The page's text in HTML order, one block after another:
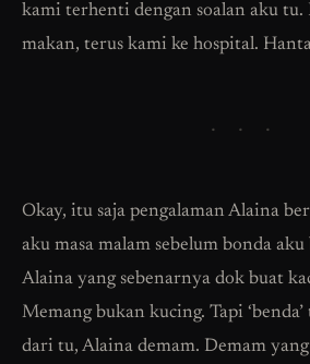
kami terhenti dengan soalan aku tu.
makan, terus kami ke hospital.
· · ·
Okay, itu saja pengalaman Alaina
aku masa malam sebelum bonda
Alaina yang sebenarnya dok buat
Memang bukan kucing. Tapi
dari tu, Alaina demam. Demam